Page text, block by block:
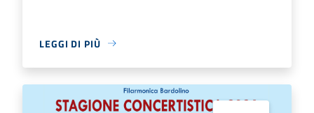
LEGGI DI PIÙ